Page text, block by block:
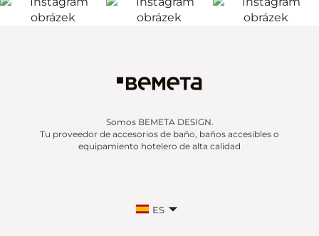
Somos BEMETA DESIGN.
Tu proveedor de accesorios de baño, baños accesibles o
equipamiento hotelero de alta calidad
ES